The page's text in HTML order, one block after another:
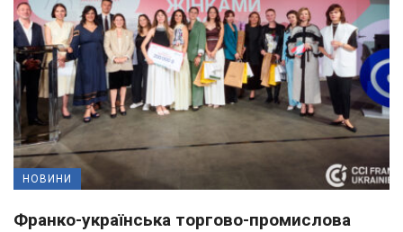
НОВИНИ
Франко-українська торгово-промислова